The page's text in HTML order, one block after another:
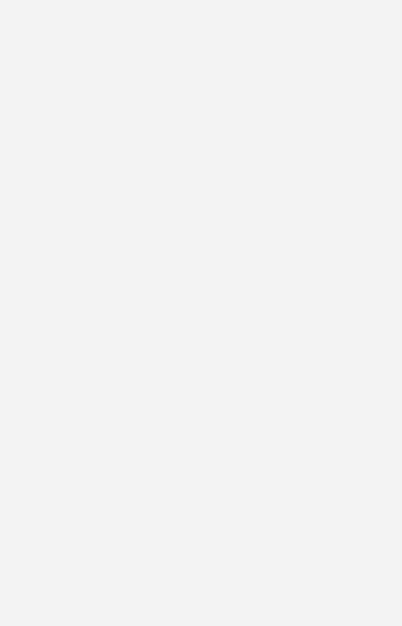
ma sélection
ma sélection
ma sélection